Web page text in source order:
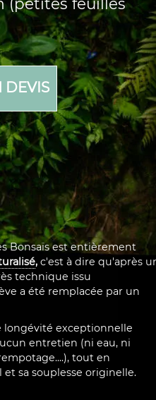
DEVIS
Bonsaïs est entièrement
, c'est à dire qu'après
technique issu
a été remplacée par un
exceptionnelle
entretien (ni eau, ni
tout en
sa souplesse originelle.